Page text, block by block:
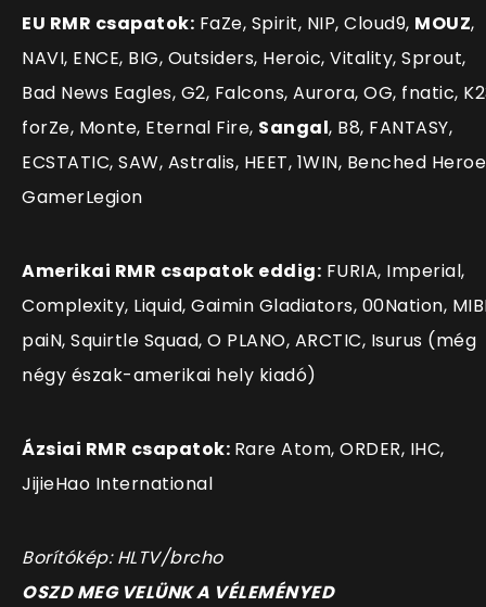
EU RMR csapatok: FaZe, Spirit, NIP, Cloud9, MOUZ,
NAVI, ENCE, BIG, Outsiders, Heroic, Vitality, Sprout,
Bad News Eagles, G2, Falcons, Aurora, OG, fnatic,
forZe, Monte, Eternal Fire, Sangal, B8, FANTASY,
ECSTATIC, SAW, Astralis, HEET, 1WIN, Benched
GamerLegion
Amerikai RMR csapatok eddig: FURIA, Imperial,
Complexity, Liquid, Gaimin Gladiators, 00Nation,
paiN, Squirtle Squad, O PLANO, ARCTIC, Isurus (még
négy észak-amerikai hely kiadó)
Ázsiai RMR csapatok: Rare Atom, ORDER, IHC,
JijieHao International
Borítókép: HLTV/brcho
OSZD MEG VELÜNK A VÉLEMÉNYED